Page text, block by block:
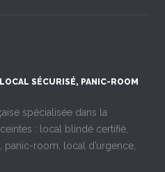
SÉCURISÉ, PANIC-ROOM
spécialisée dans la
: local blindé certifié,
room, local d’urgence,